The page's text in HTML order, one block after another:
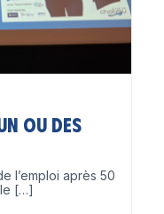
ou des
l’emploi après 50
le […]